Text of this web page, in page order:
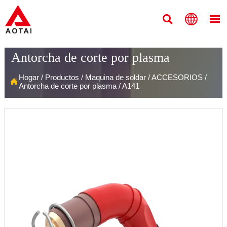
  
Antorcha de corte por plasma
Hogar/ Productos / Maquina de soldar/ACCESORIOS/
Antorcha de corte por plasma/A141